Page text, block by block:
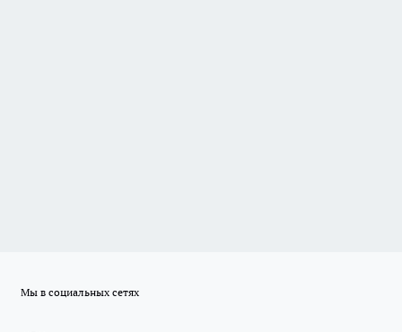
Мы в социальных сетях